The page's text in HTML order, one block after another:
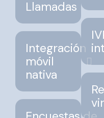
Llamadas
Integración
móvil
nativa